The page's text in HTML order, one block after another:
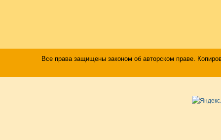
Все права защищены законом об авторском праве.